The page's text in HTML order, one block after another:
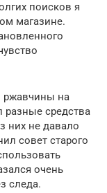
поисков я
магазине.
ржавчины на
разные средства
них не давало
совет старого
очень
следа.